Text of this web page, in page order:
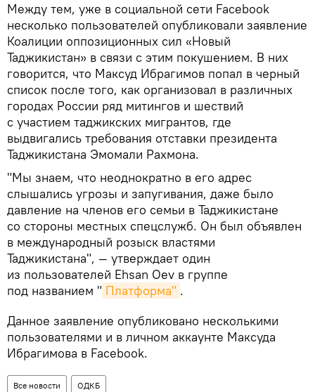
Между тем, уже в социальной сети Facebook
несколько пользователей опубликовали заявление
Коалиции оппозиционных сил «Новый
Таджикистан» в связи с этим покушением. В них
говорится, что Максуд Ибрагимов попал в черный
список после того, как организовал в различных
городах России ряд митингов и шествий
с участием таджикских мигрантов, где
выдвигались требования отставки президента
Таджикистана Эмомали Рахмона.
"Мы знаем, что неоднократно в его адрес
слышались угрозы и запугивания, даже было
давление на членов его семьи в Таджикистане
со стороны местных спецслужб. Он был объявлен
в международный розыск властями
Таджикистана", — утверждает один
из пользователей Ehsan Oev в группе
под названием " Платформа" .
Данное заявление опубликовано несколькими
пользователями и в личном аккаунте Максуда
Ибрагимова в Facebook.
Все новости ОДКБ